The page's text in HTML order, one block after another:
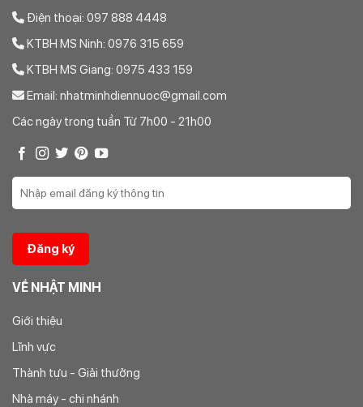
Điện thoại: 097 888 4448
KTBH MS Ninh: 0976 315 659
KTBH MS Giang: 0975 433 159
Email: nhatminhdiennuoc@gmail.com
Các ngày trong tuần Từ 7h00 - 21h00
VỀ NHẬT MINH
Giới thiệu
Lĩnh vực
Thành tựu - Giải thưởng
Nhà máy - chi nhánh